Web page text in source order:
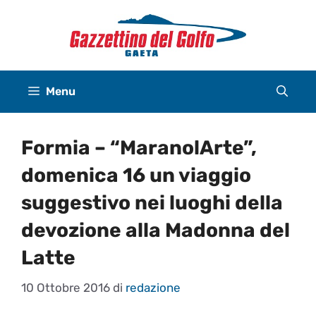
Menu
Formia – “MaranolArte”,
domenica 16 un viaggio
suggestivo nei luoghi della
devozione alla Madonna del
Latte
10 Ottobre 2016 di redazione